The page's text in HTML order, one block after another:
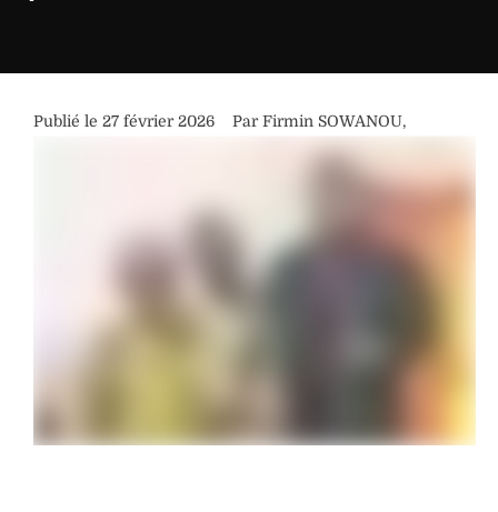
Publié le 27 février 2026 Par Firmin SOWANOU,